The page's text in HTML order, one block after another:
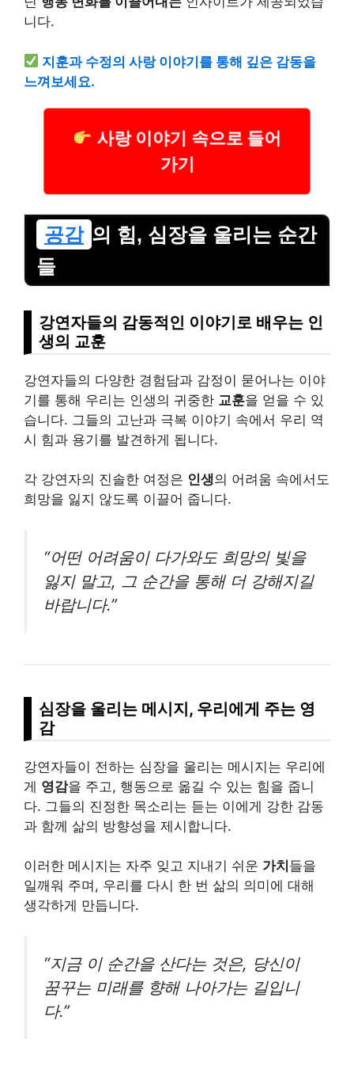
니다.
지훈과 수정의 사랑 이야기를 통해 깊은 감동을
느껴보세요.
사랑 이야기 속으로 들어
가기
공감 의 힘, 심장을 울리는 순간
들
강연자들의 감동적인 이야기로 배우는 인
생의 교훈
강연자들의 다양한 경험담과 감정이 묻어나는 이야
기를 통해 우리는 인생의 귀중한 교훈을 얻을 수 있
습니다. 그들의 고난과 극복 이야기 속에서 우리 역
시 힘과 용기를 발견하게 됩니다.
각 강연자의 진솔한 여정은 인생의 어려움 속에서도
희망을 잃지 않도록 이끌어 줍니다.
“어떤 어려움이 다가와도 희망의 빛을
잃지 말고, 그 순간을 통해 더 강해지길
바랍니다.”
심장을 울리는 메시지, 우리에게 주는 영
감
강연자들이 전하는 심장을 울리는 메시지는 우리에
게 영감을 주고, 행동으로 옮길 수 있는 힘을 줍니
다. 그들의 진정한 목소리는 듣는 이에게 강한 감동
과 함께 삶의 방향성을 제시합니다.
이러한 메시지는 자주 잊고 지내기 쉬운 가치 들을
일깨워 주며, 우리를 다시 한 번 삶의 의미에 대해
생각하게 만듭니다.
“지금 이 순간을 산다는 것은, 당신이
꿈꾸는 미래를 향해 나아가는 길입니
다.”